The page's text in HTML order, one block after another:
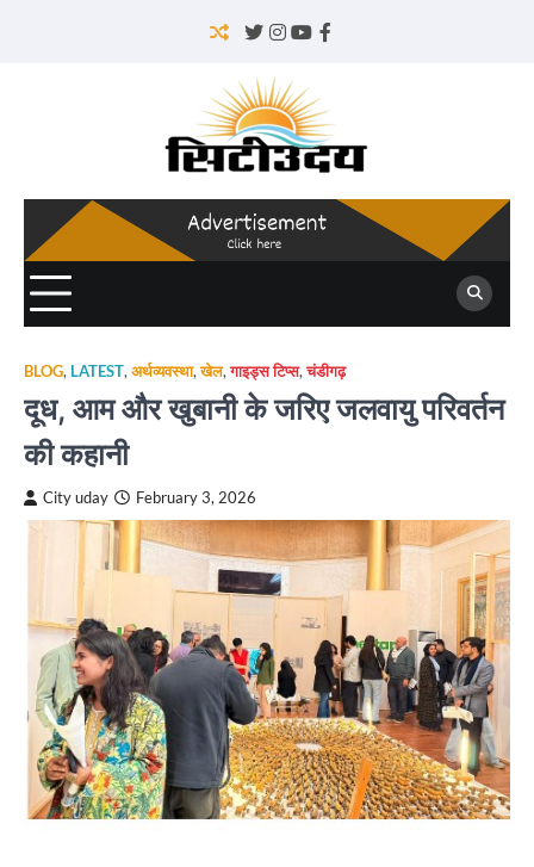
Twitter
Instagram
YouTube
Facebook
BLOG, LATEST, अर्थव्यवस्था,खेल,गाइड्स टिप्स,चंडीगढ़
दूध, आम और खुबानी के जरिए जलवायु परिवर्तन
की कहानी
City uday February 3, 2026